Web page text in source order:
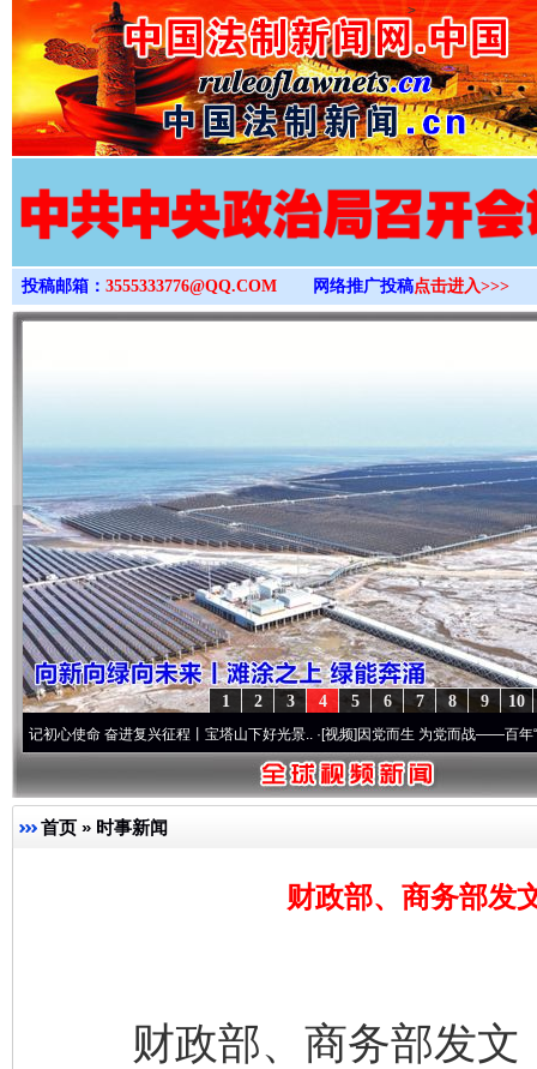
>
投稿邮箱： 3555333776@QQ.COM 网络推广投稿点击进入>>>
10
9
8
7
6
5
4
3
2
1
命 奋进复兴征程丨宝塔山下好光景..·[视频]因党而生 为党而战——百年“纪”事⑧加
首页 » 时事新闻
财政部、商务部发
财政部、商务部发文